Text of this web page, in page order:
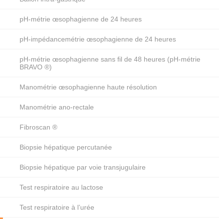
l’Aminopyrine avec un peu d’eau. Vous patienterez
au repos) puis vous devrez souffler dans deux autres
tubes.
Trente minutes plus tard, soit nonante minutes après
le début du test, vous soufflerez encore une fois
dans deux autres tubes.
QUELLES SONT LES ALTERNATIVES ?
L’évaluation fonctionnelle du foie peut également se faire
scintigraphiques, voire radiologiques.
REMARQUES IMPORTANTES
Ces fiches ont été établies à partir des recommandations
l’information délivrée par votre médecin. N’hésitez pas à lui
pH-métrie œsophagienne de 24 heures
pH-impédancemétrie œsophagienne de 24 heures
pH-métrie œsophagienne sans fil de 48 heures (pH-métrie
BRAVO ®)
Manométrie œsophagienne haute résolution
Manométrie ano-rectale
Fibroscan ®
Biopsie hépatique percutanée
Biopsie hépatique par voie transjugulaire
Test respiratoire au lactose
Test respiratoire à l’urée